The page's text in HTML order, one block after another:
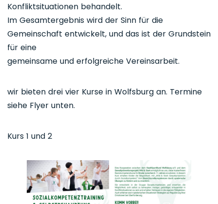
Konfliktsituationen behandelt.
Im Gesamtergebnis wird der Sinn für die
Gemeinschaft entwickelt, und das ist der Grundstein
für eine
gemeinsame und erfolgreiche Vereinsarbeit.
wir bieten drei vier Kurse in Wolfsburg an. Termine
siehe Flyer unten.
Kurs 1 und 2